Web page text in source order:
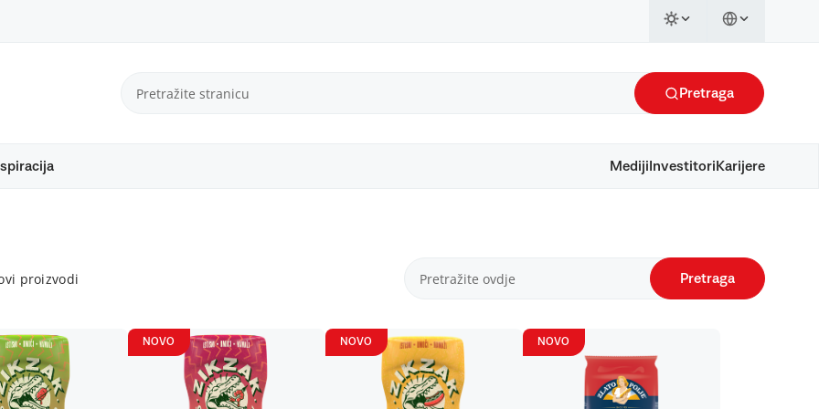
Pretraga
Mediji Investitori Karijere
proizvodi Pretraga
NOVO NOVO NOVO